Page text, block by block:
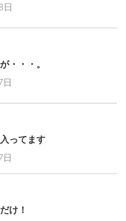
日
・・・。
ってます
け！